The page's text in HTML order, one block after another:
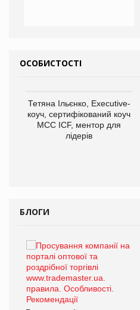
ОСОБИСТОСТІ
Тетяна Ільєнко, Executive-
коуч, сертифікований коуч
МСС ICF, ментор для
лідерів
БЛОГИ